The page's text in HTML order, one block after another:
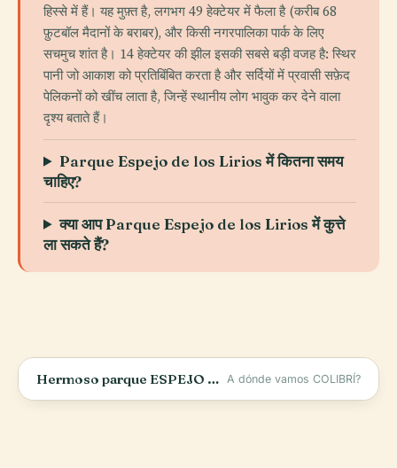
हिस्से में हैं। यह मुफ़्त है, लगभग 49 हेक्टेयर में फैला है (करीब 68
फ़ुटबॉल मैदानों के बराबर), और किसी नगरपालिका पार्क के लिए
सचमुच शांत है। 14 हेक्टेयर की झील इसकी सबसे बड़ी वजह है: स्थिर
पानी जो आकाश को प्रतिबिंबित करता है और सर्दियों में प्रवासी सफ़ेद
पेलिकनों को खींच लाता है, जिन्हें स्थानीय लोग भावुक कर देने वाला
दृश्य बताते हैं।
Parque Espejo de los Lirios में कितना समय
चाहिए?
क्या आप Parque Espejo de los Lirios में कुत्ते
ला सकते हैं?
Hermoso parque ESPEJO DE LOS LIRIOS #CuautitlánIzcalli A dónde vamos COLIBRÍ?